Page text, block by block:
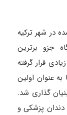
در شهر ترکیه
جزو برترین
قرار گرفته
به‌ عنوان اولین
آموزش رشته‌ های پزشکی در 1933 بنیان‌ گذاری شد.
پزشکی و